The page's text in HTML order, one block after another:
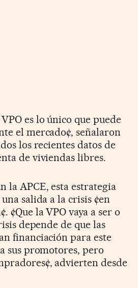
es lo único que puede
el mercado¢, señalaron
los recientes datos de
de viviendas libres.
la APCE, esta estrategia
salida a la crisis ¢en
¢Que la VPO vaya a ser o
depende de que las
financiación para este
sus promotores, pero
advierten desde